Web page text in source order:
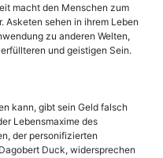
macht den Menschen zum
Asketen sehen in ihrem Leben
zu anderen Welten,
und geistigen Sein.
kann, gibt sein Geld falsch
Lebensmaxime des
der personifizierten
Duck, widersprechen